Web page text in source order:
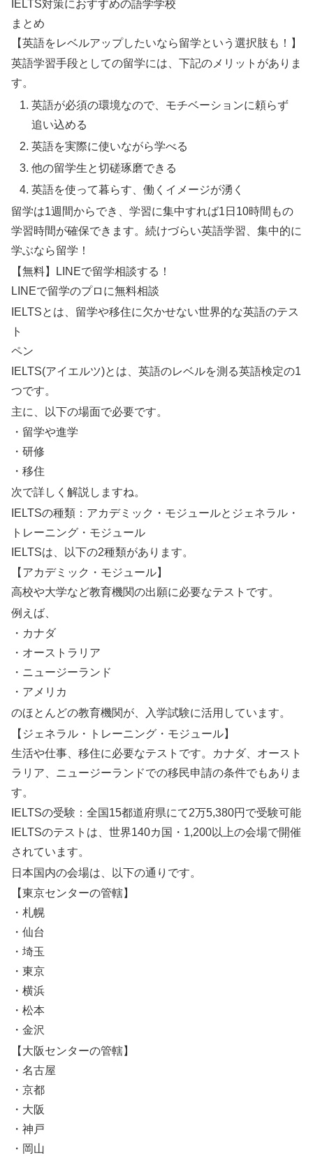
IELTS対策におすすめの語学学校
まとめ
【英語をレベルアップしたいなら留学という選択肢も！】
英語学習手段としての留学には、下記のメリットがありま
す。
英語が必須の環境なので、モチベーションに頼らず
追い込める
英語を実際に使いながら学べる
他の留学生と切磋琢磨できる
英語を使って暮らす、働くイメージが湧く
留学は1週間からでき、学習に集中すれば1日10時間もの
学習時間が確保できます。続けづらい英語学習、集中的に
学ぶなら留学！
【無料】LINEで留学相談する！
LINEで留学のプロに無料相談
IELTSとは、留学や移住に欠かせない世界的な英語のテス
ト
ペン
IELTS(アイエルツ)とは、英語のレベルを測る英語検定の1
つです。
主に、以下の場面で必要です。
・留学や進学
・研修
・移住
次で詳しく解説しますね。
IELTSの種類：アカデミック・モジュールとジェネラル・
トレーニング・モジュール
IELTSは、以下の2種類があります。
【アカデミック・モジュール】
高校や大学など教育機関の出願に必要なテストです。
例えば、
・カナダ
・オーストラリア
・ニュージーランド
・アメリカ
のほとんどの教育機関が、入学試験に活用しています。
【ジェネラル・トレーニング・モジュール】
生活や仕事、移住に必要なテストです。カナダ、オースト
ラリア、ニュージーランドでの移民申請の条件でもありま
す。
IELTSの受験：全国15都道府県にて2万5,380円で受験可能
IELTSのテストは、世界140カ国・1,200以上の会場で開催
されています。
日本国内の会場は、以下の通りです。
【東京センターの管轄】
・札幌
・仙台
・埼玉
・東京
・横浜
・松本
・金沢
【大阪センターの管轄】
・名古屋
・京都
・大阪
・神戸
・岡山